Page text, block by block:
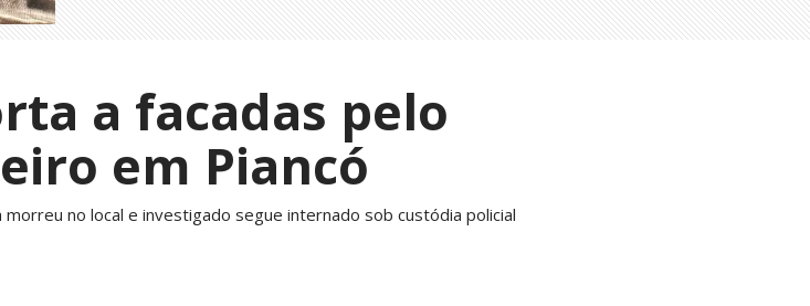
a facadas pelo
em Piancó
no local e investigado segue internado sob custódia policial